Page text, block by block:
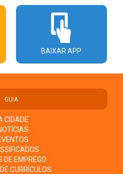
BAIXAR APP
GUIA
CIDADE
DE EMPREGO
CURRÍCULOS